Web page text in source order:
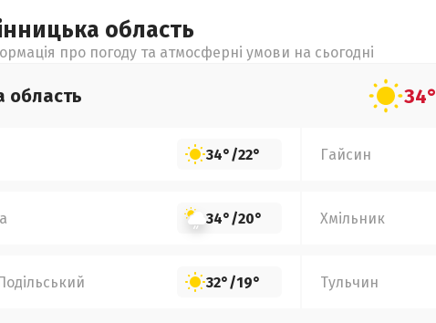
область
про погоду та атмосферні умови на сьогодні
область 34°
34°/22° Гайсин
34°/20° Хмільник
32°/19° Тульчин